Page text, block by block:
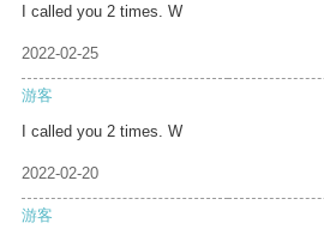
I called you 2 times. W
2022-02-25
游客
I called you 2 times. W
2022-02-20
游客